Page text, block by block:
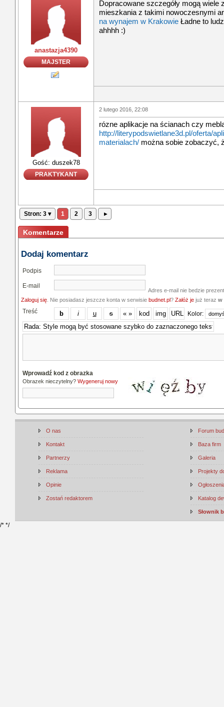
anastazja4390
MAJSTER
Dopracowane szczegóły mogą wiele
mieszkania z takimi nowoczesnymi
na wynajem w Krakowie Ładne to
ahhhh :)
Gość: duszek78
PRAKTYKANT
2 lutego 2016, 22:08
rózne aplikacje na ścianach czy
http://literypodswietlane3d.pl/oferta/
materialach/ można sobie zobaczyć,
Stron: 3 ▾ 1 2 3 ▸
Komentarze
Dodaj komentarz
Podpis
E-mail
Adres e-mail nie bedzie
Zaloguj się . Nie posiadasz jeszcze konta w serwisie budnet.pl? Załóż je już teraz w
Treść Kolor:
Wprowadź kod z obrazka
Obrazek nieczytelny? Wygeneruj nowy
O nas
Kontakt
Partnerzy
Reklama
Opinie
Zostań redaktorem
Forum
Baza firm
Galeria
Projekty
Katalog
Słownik
/* */